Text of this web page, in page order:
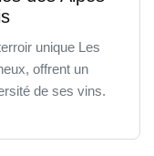
unique Les
offrent un
de ses vins.